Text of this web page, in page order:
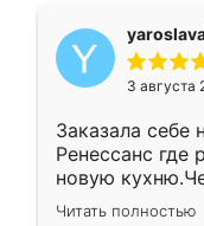
3 августа
Заказала себе
Ренессанс где
новую
вполне
Читать полностью